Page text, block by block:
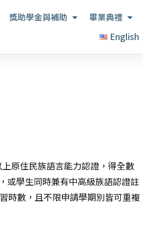
獎助學金與補助 畢業典禮
English
原住民族語言能力認證，得全數
或學生同時兼有中高級族語認證註
時數，且不限申請學期別皆可重複